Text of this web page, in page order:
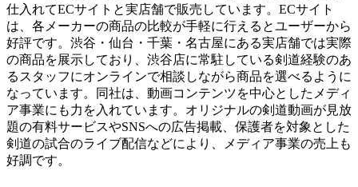
仕入れてECサイトと実店舗で販売しています。ECサイト
は、各メーカーの商品の比較が手軽に行えるとユーザーから
好評です。渋谷・仙台・千葉・名古屋にある実店舗では実際
の商品を展示しており、渋谷店に常駐している剣道経験のあ
るスタッフにオンラインで相談しながら商品を選べるように
なっています。同社は、動画コンテンツを中心としたメディ
ア事業にも力を入れています。オリジナルの剣道動画が見放
題の有料サービスやSNSへの広告掲載、保護者を対象とした
剣道の試合のライブ配信などにより、メディア事業の売上も
好調です。